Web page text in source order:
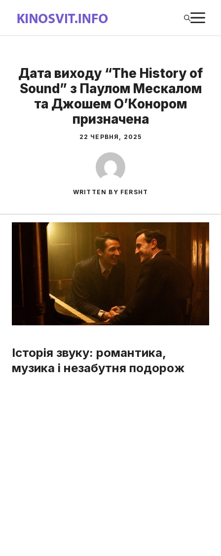
вмісту
Дата виходу “The History of
Sound” з Паулом Мескалом
та Джошем О’Конором
призначена
22 ЧЕРВНЯ, 2025
WRITTEN BY FERSHT
Історія звуку: романтика,
музика і незабутня подорож